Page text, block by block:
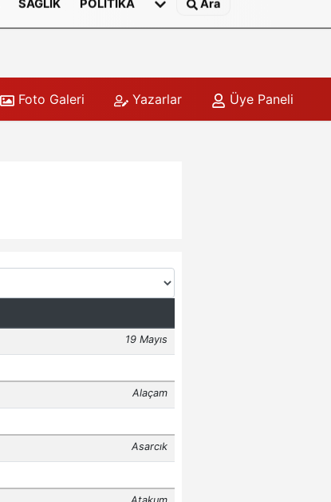
SAĞLIK POLITIKA Ara
Foto Galeri Yazarlar Üye Paneli